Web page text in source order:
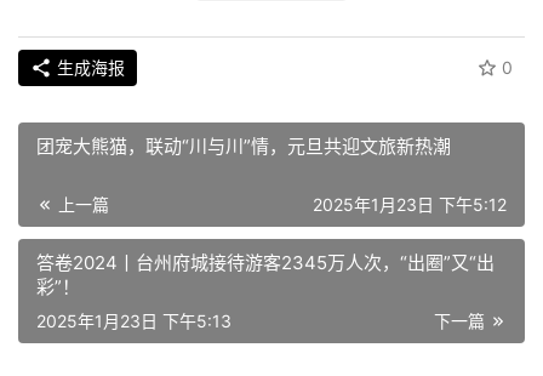
生成海报 0
团宠大熊猫，联动“川与川”情，元旦共迎文旅新热潮
上一篇 2025年1月23日 下午5:12
答卷2024丨台州府城接待游客2345万人次，“出圈”又“出
彩”！
下一篇
2025年1月23日 下午5:13